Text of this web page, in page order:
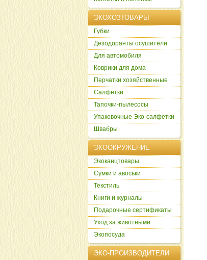
ЭКОХОЗТОВАРЫ
Губки
Дезодоранты осушители
Для автомобиля
Коврики для дома
Перчатки хозяйственные
Салфетки
Тапочки-пылесосы
Упаковочные Эко-салфетки
Швабры
ЭКООКРУЖЕНИЕ
Экоканцтовары
Сумки и авоськи
Текстиль
Книги и журналы
Подарочные сертификаты
Уход за животными
Экопосуда
ЭКО-ПРОИЗВОДИТЕЛИ